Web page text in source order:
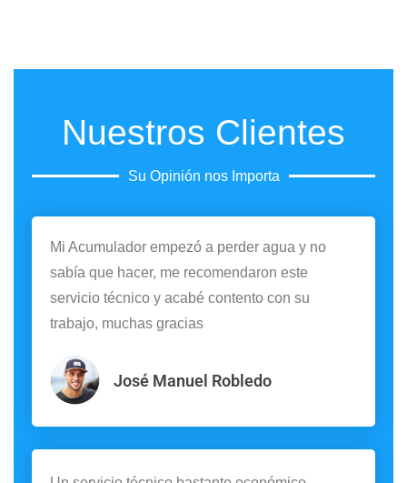
Nuestros Clientes
Su Opinión nos Importa
Mi Acumulador empezó a perder agua y no
sabía que hacer, me recomendaron este
servicio técnico y acabé contento con su
trabajo, muchas gracias
José Manuel Robledo